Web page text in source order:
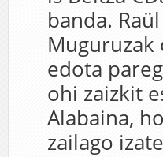
banda.
Muguruzak
edota
ohi zaizkit
Alabaina,
zailago